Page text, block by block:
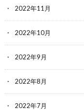
2022年11月
2022年10月
2022年9月
2022年8月
2022年7月